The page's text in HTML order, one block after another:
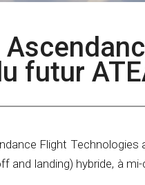
futur
Flight Technologies
and landing) hybride, à